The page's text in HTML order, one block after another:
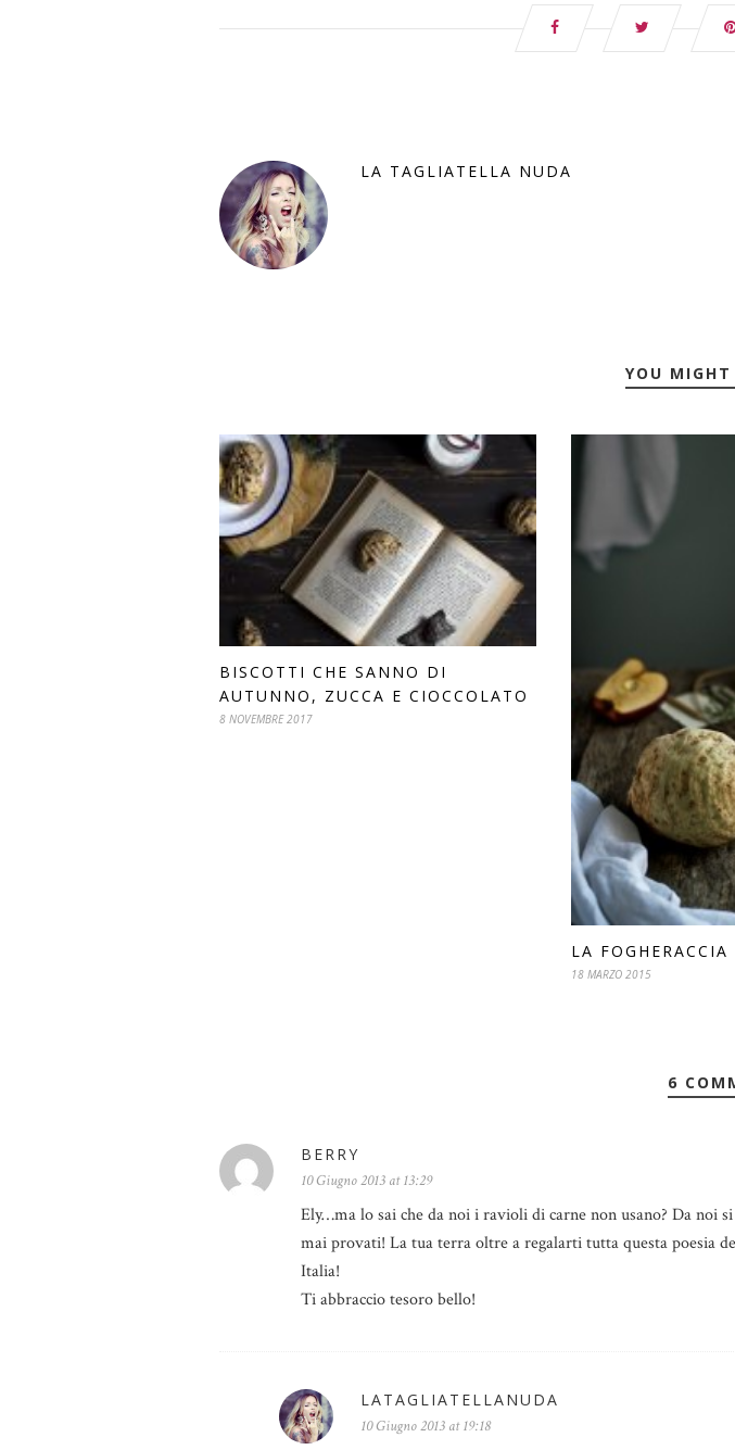
LA TAGLIATELLA NUDA
YOU
BISCOTTI CHE SANNO DI
AUTUNNO, ZUCCA E CIOCCOLATO
8 NOVEMBRE 2017
LA FOGHERACCIA
18 MARZO 2015
6
BERRY
10 Giugno 2013 at 13:29
Ely…ma lo sai che da noi i ravioli di carne non usano? Da noi
mai provati! La tua terra oltre a regalarti tutta questa poesia
Italia!
Ti abbraccio tesoro bello!
LATAGLIATELLANUDA
10 Giugno 2013 at 19:18